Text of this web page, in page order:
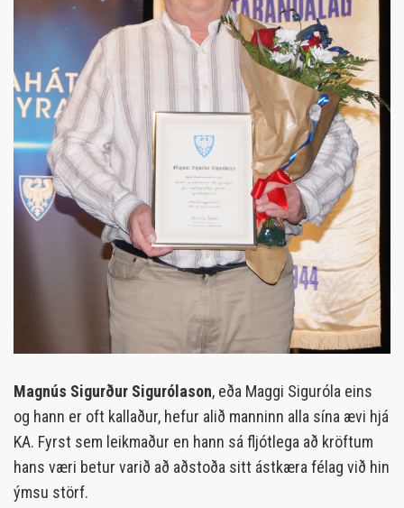
Magnús Sigurður Sigurólason, eða Maggi Siguróla eins
og hann er oft kallaður, hefur alið manninn alla sína ævi hjá
KA. Fyrst sem leikmaður en hann sá fljótlega að kröftum
hans væri betur varið að aðstoða sitt ástkæra félag við hin
ýmsu störf.